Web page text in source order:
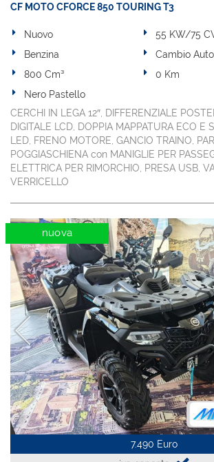
CF MOTO CFORCE 850 TOURING T3
Nuovo
55 KW/75
Benzina
Cambio
800 Cm³
0 Km
Nero Pastello
CERCHI IN LEGA 12″, DIFFERENZIALE
DIGITALE LCD, DOPPIA MAPPATURA ECO E
LED, FRENO MOTORE, GANCIO TRAINO,
POGGIASCHIENA con MANIGLIE PER
ELETTRICA PER RIMORCHIO, PRESA USB,
VERRICELLO
7.490 Euro
nuova